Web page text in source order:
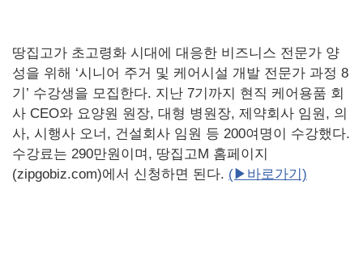
땅집고가 초고령화 시대에 대응한 비즈니스 전문가 양
성을 위해 ‘시니어 주거 및 케어시설 개발 전문가 과정 8
기’ 수강생을 모집한다. 지난 7기까지 현직 케어용품 회
사 CEO와 요양원 원장, 대형 병원장, 제약회사 임원, 의
사, 시행사 오너, 건설회사 임원 등 200여명이 수강했다.
수강료는 290만원이며, 땅집고M 홈페이지
(zipgobiz.com)에서 신청하면 된다. (▶바로가기)